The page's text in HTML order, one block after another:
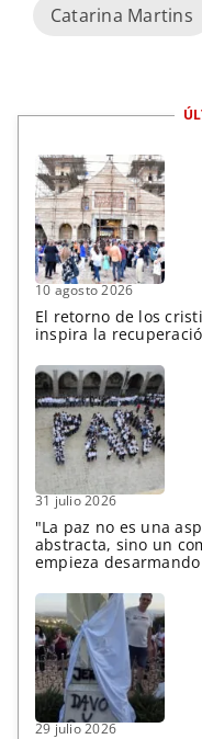
Catarina Martins
10 agosto 2026
El retorno de los
inspira la
31 julio 2026
"La paz no es una
abstracta, sino un
empieza
29 julio 2026